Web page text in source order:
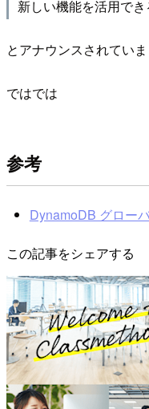
新しい機能を活用で
とアナウンスされてい
ではでは
参考
DynamoDB グロー
この記事をシェアする